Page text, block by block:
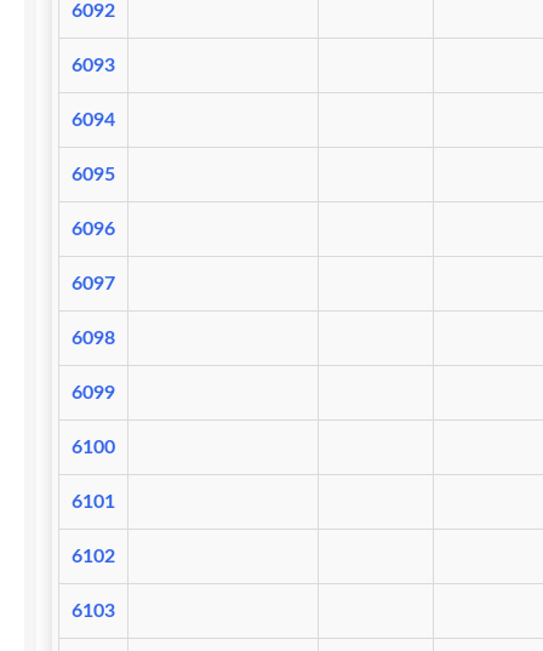
6092
6093
6094
6095
6096
6097
6098
6099
6100
6101
6102
6103